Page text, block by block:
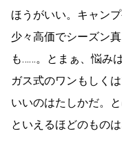
ほうがいい。キャン
少々高価でシーズン
も……。とまぁ、悩み
ガス式のワンもしく
いいのはたしかだ。
といえるほどのもの